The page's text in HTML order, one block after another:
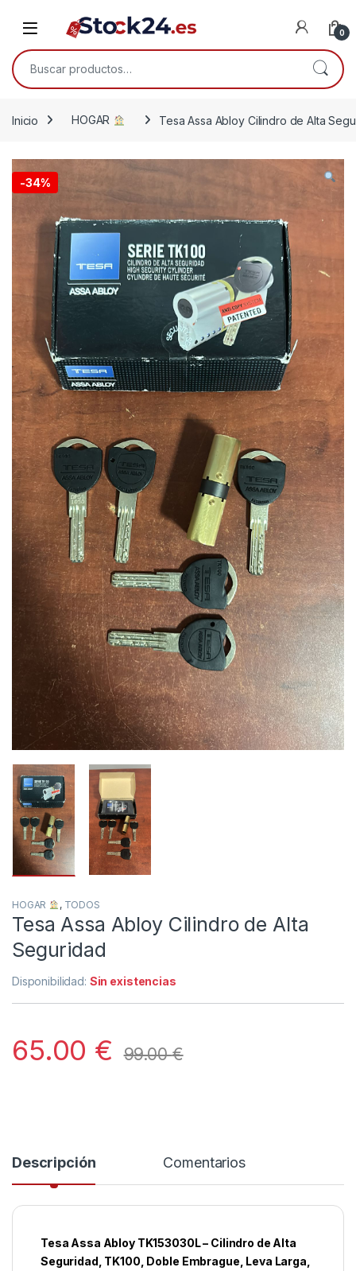
Open 0
Buscar por:
Inicio HOGAR Tesa Assa Abloy Cilindro de Alta
-34%
HOGAR , TODOS
Tesa Assa Abloy Cilindro de Alta
Seguridad
Disponibilidad: Sin existencias
65.00 € 99.00€
Descripción Comentarios
Tesa Assa Abloy TK153030L – Cilindro de Alta
Seguridad, TK100, Doble Embrague, Leva Larga,